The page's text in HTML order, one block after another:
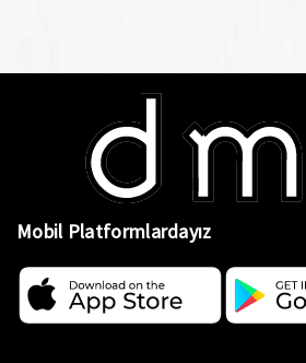
Mobil Platformlardayız